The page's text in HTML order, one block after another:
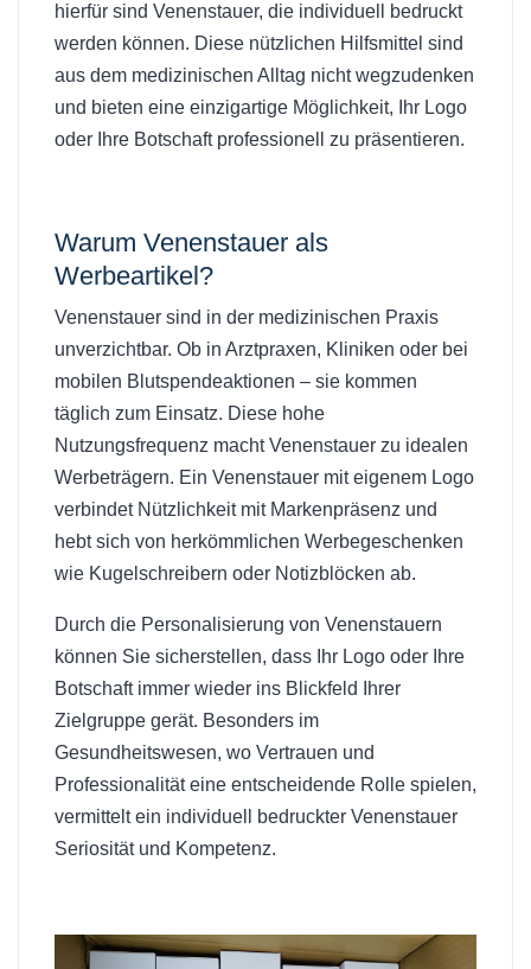
hierfür sind Venenstauer, die individuell bedruckt
werden können. Diese nützlichen Hilfsmittel sind
aus dem medizinischen Alltag nicht wegzudenken
und bieten eine einzigartige Möglichkeit, Ihr Logo
oder Ihre Botschaft professionell zu präsentieren.
Warum Venenstauer als
Werbeartikel ?
Venenstauer sind in der medizinischen Praxis
unverzichtbar. Ob in Arztpraxen, Kliniken oder bei
mobilen Blutspendeaktionen – sie kommen
täglich zum Einsatz. Diese hohe
Nutzungsfrequenz macht Venenstauer zu idealen
Werbeträgern. Ein Venenstauer mit eigenem Logo
verbindet Nützlichkeit mit Markenpräsenz und
hebt sich von herkömmlichen Werbegeschenken
wie Kugelschreibern oder Notizblöcken ab.
Durch die Personalisierung von Venenstauern
können Sie sicherstellen, dass Ihr Logo oder Ihre
Botschaft immer wieder ins Blickfeld Ihrer
Zielgruppe gerät. Besonders im
Gesundheitswesen, wo Vertrauen und
Professionalität eine entscheidende Rolle spielen,
vermittelt ein individuell bedruckter Venenstauer
Seriosität und Kompetenz.